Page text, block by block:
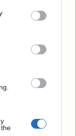
où
normale de
comprendre ses